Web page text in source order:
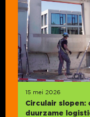
15 mei 2026
Circulair slopen:
duurzame